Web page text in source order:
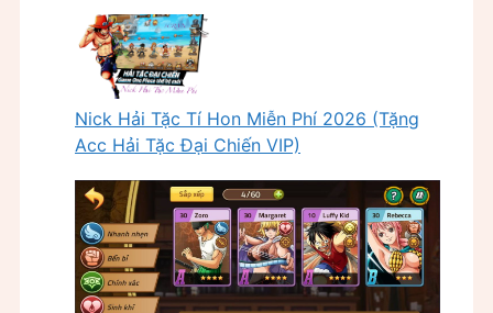
Nick Hải Tặc Tí Hon Miễn Phí 2026 (Tặng
Acc Hải Tặc Đại Chiến VIP)